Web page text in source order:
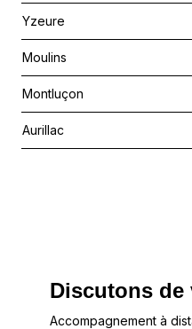
Yzeure
Moulins
Montluçon
Aurillac
Discutons de
Accompagnement à